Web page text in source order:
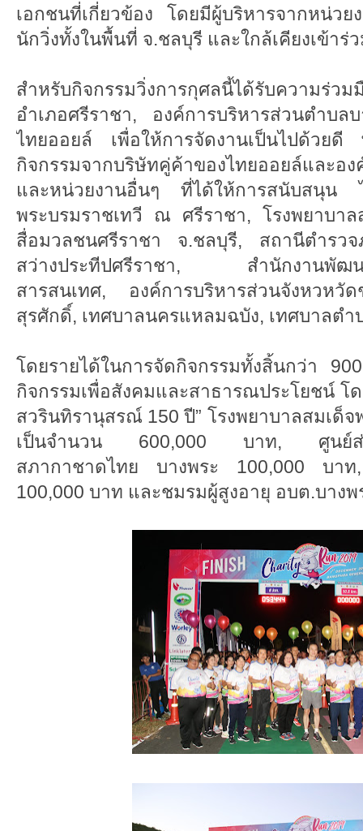
เอกชนที่เกี่ยวข้อง โดยมีผู้บริหารจากหน่ว
นักวิ่งทั้งในพื้นที่ จ.ชลบุรี และใกล้เคียงเข้าร่
สำหรับกิจกรรมวิ่งการกุศลนี้ได้รับความร่ว
อำเภอศรีราชา, องค์การบริหารส่วนตำบล
ไทยออยล์ เพื่อให้การจัดงานเป็นไปด้วยดี
กิจกรรมจากบริษัทคู่ค้าของไทยออยล์และ
และหน่วยงานอื่นๆ ที่ได้ให้การสนับสนุน
พระบรมราชเทวี ณ ศรีราชา, โรงพยาบา
สื่อมวลชนศรีราชา จ.ชลบุรี, สถานีตำรว
สว่างประทีปศรีราชา, สำนักงานพัฒนา
สารสนเทศ, องค์การบริหารส่วนจังหวหวั
สุรศักดิ์, เทศบาลนครแหลมฉบัง, เทศบาลต
โดยรายได้ในการจัดกิจกรรมทั้งสิ้นกว่า
กิจกรรมเพื่อสังคมและสาธารณประโยชน์ โ
สวรินทิรานุสรณ์ 150 ปี” โรงพยาบาลสมเด็
เป็นจำนวน 600,000 บาท, ศูนย์ส่งเ
สภากาชาดไทย บางพระ 100,000 บาท,
100,000 บาท และชมรมผู้สูงอายุ อบต.บางพ